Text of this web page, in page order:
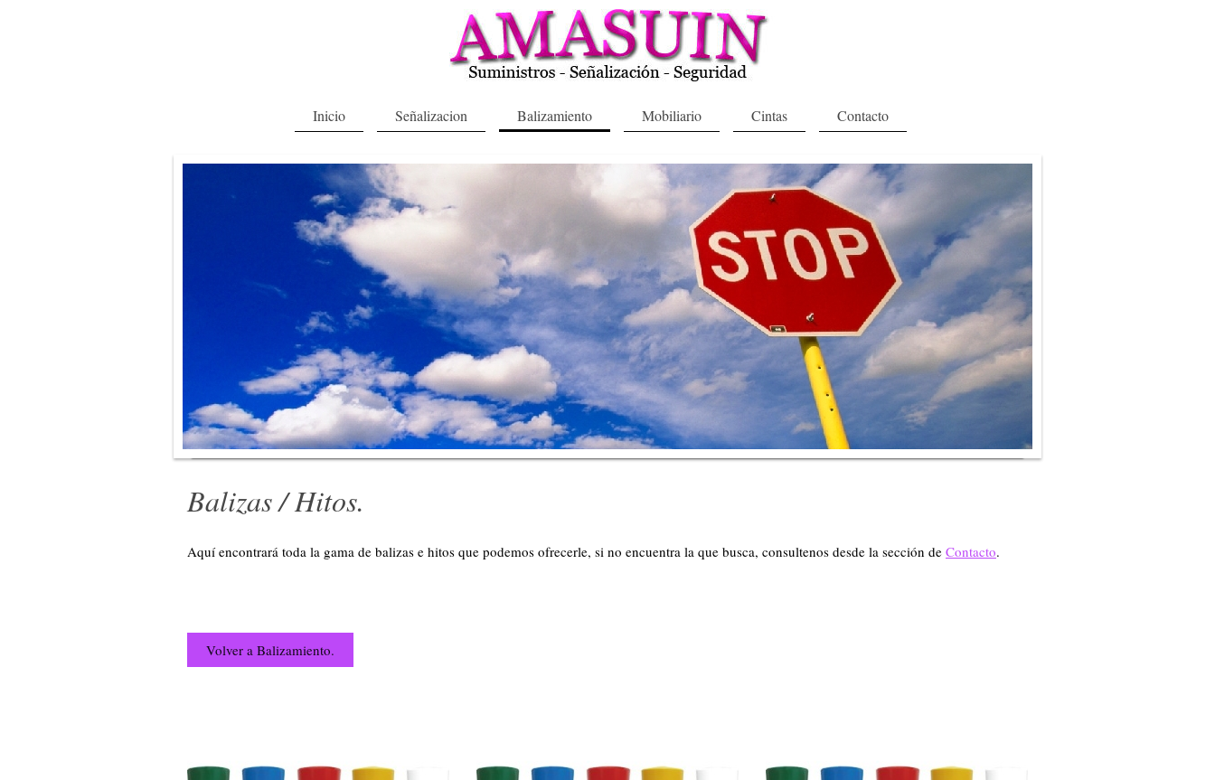
Inicio Señalizacion Balizamiento Mobiliario Cintas Contacto
Balizas / Hitos.
Aquí encontrará toda la gama de balizas e hitos que podemos ofrecerle, si no encuentra la que busca, consultenos desde la sección de Contacto.
Volver a Balizamiento.